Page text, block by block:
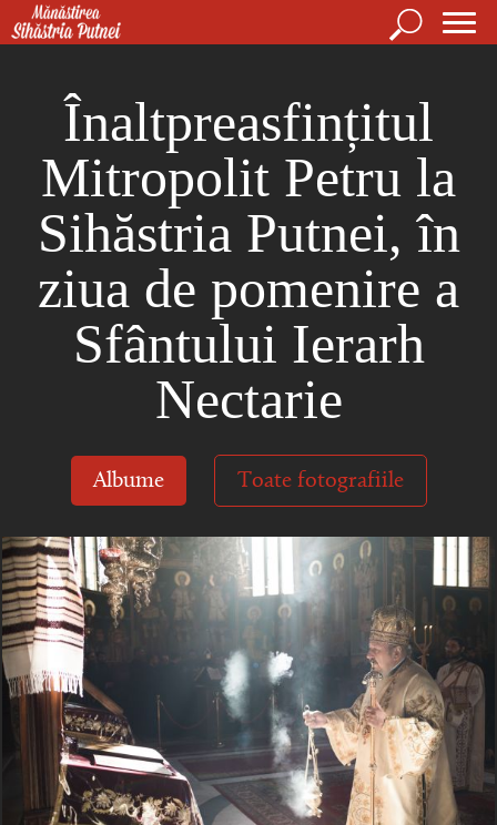
Mergi la conţinutul principal
de
Căutare
Înaltpreasfințitul
Mitropolit Petru la
Sihăstria Putnei, în
ziua de pomenire a
Sfântului Ierarh
Nectarie
Albume Toate fotografiile